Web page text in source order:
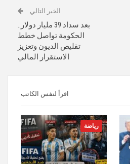
الخبر التالي
بعد سداد 39 مليار دولار..
الحكومة تواصل خطط
تقليص الديون وتعزيز
الاستقرار المالي
اقرأ لنفس الكاتب
رياضة